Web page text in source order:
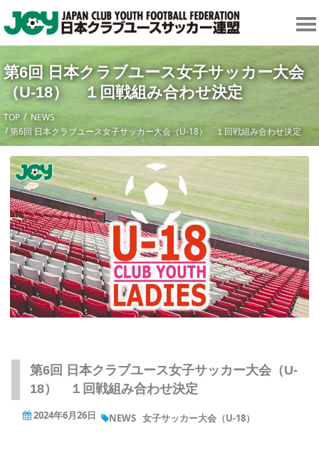
第6回 日本クラブユース女子サッカー大会
（U-18） １回戦組み合わせ決定
TOP
NEWS
第6回 日本クラブユース女子サッカー大会（U-18） １回戦組み合わせ決定
第6回 日本クラブユース女子サッカー大会（U-
18） １回戦組み合わせ決定
2024年6月26日 NEWS 女子サッカー大会（U-18）